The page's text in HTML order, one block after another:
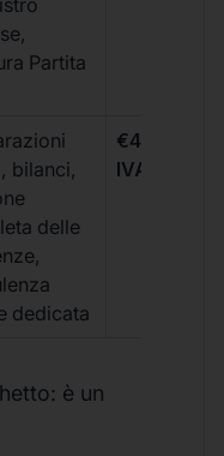
Partita
bilanci,
delle
dedicata
€499 +
IVA/
è un